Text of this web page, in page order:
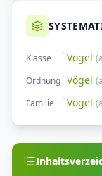
Klasse Vögel (
Ordnung Vögel (
Familie
Vögel (